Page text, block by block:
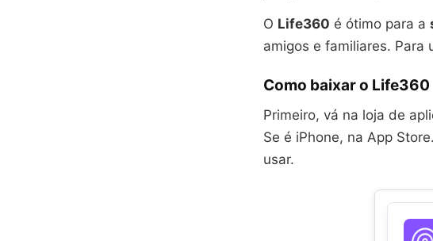
O Life360 é ótimo para a
amigos e familiares. Para
Como baixar o Life360
Primeiro, vá na loja de
Se é iPhone, na App
usar.